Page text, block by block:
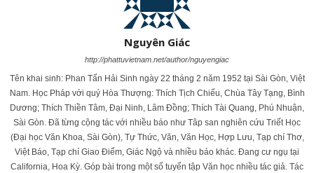
Nguyên Giác
http://phattuvietnam.net/author/nguyengiac
Tên khai sinh: Phan Tấn Hải Sinh ngày 22 tháng 2 năm 1952 tại Sài Gòn, Việt
Nam. Học Pháp với quý Hòa Thượng: Thích Tịch Chiếu, Chùa Tây Tạng, Bình
Dương; Thích Thiền Tâm, Đại Ninh, Lâm Đồng; Thích Tài Quang, Phú Nhuận,
Sài Gòn. Đã từng cộng tác với nhiều báo như Tâp san nghiên cứu Triết Học
(Đại học Văn Khoa, Sài Gòn), Tự Thức, Văn, Văn Học, Hợp Lưu, Tạp chí Thơ,
Việt Báo, Tạp chí Giao Điểm, Giác Ngộ và nhiều báo khác. Đang cư ngụ tại
California, Hoa Kỳ. Góp bài trong một số tuyển tập Văn học nhiều tác giả. Tác